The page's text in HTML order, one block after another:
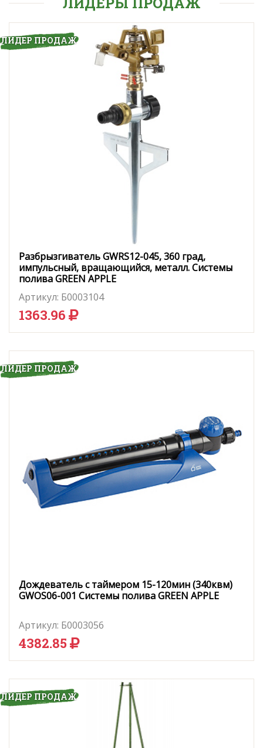
ЛИДЕР ПРОДАЖ
Разбрызгиватель GWRS12-045, 360 град,
импульсный, вращающийся, металл. Системы
полива GREEN APPLE
Артикул: Б0003104
1363.96
ЛИДЕР ПРОДАЖ
Дождеватель с таймером 15-120мин (340квм)
GWOS06-001 Системы полива GREEN APPLE
Артикул: Б0003056
4382.85
ЛИДЕР ПРОДАЖ